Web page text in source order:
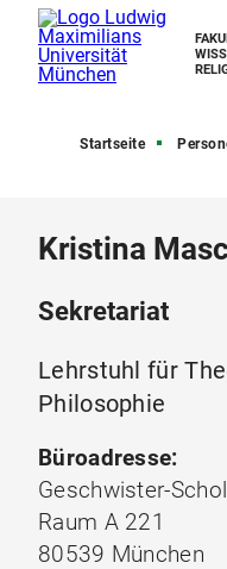
Startseite
Kristina
Sekretariat
Lehrstuhl für
Philosophie
Büroadresse:
Geschwister-
Raum A 221
80539 München